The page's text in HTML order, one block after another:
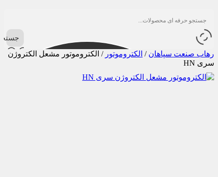
رهاب صنعت سپاهان / الکتروموتور / الکتروموتور مشعل الکتروژن
سری HN